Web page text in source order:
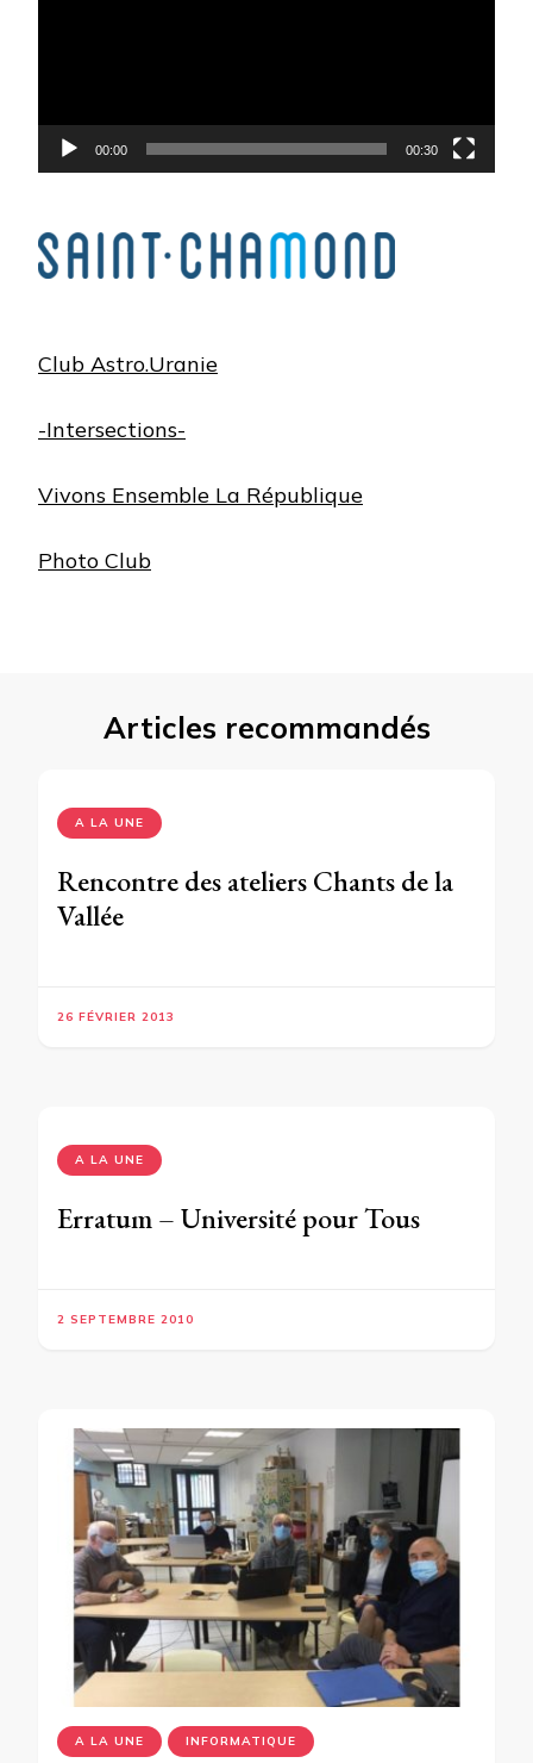
00:00 00:30
Club Astro.Uranie
-Intersections-
Vivons Ensemble La République
Photo Club
Articles recommandés
A LA UNE
Rencontre des ateliers Chants de la
Vallée
26 FÉVRIER 2013
A LA UNE
Erratum – Université pour Tous
2 SEPTEMBRE 2010
A LA UNE INFORMATIQUE